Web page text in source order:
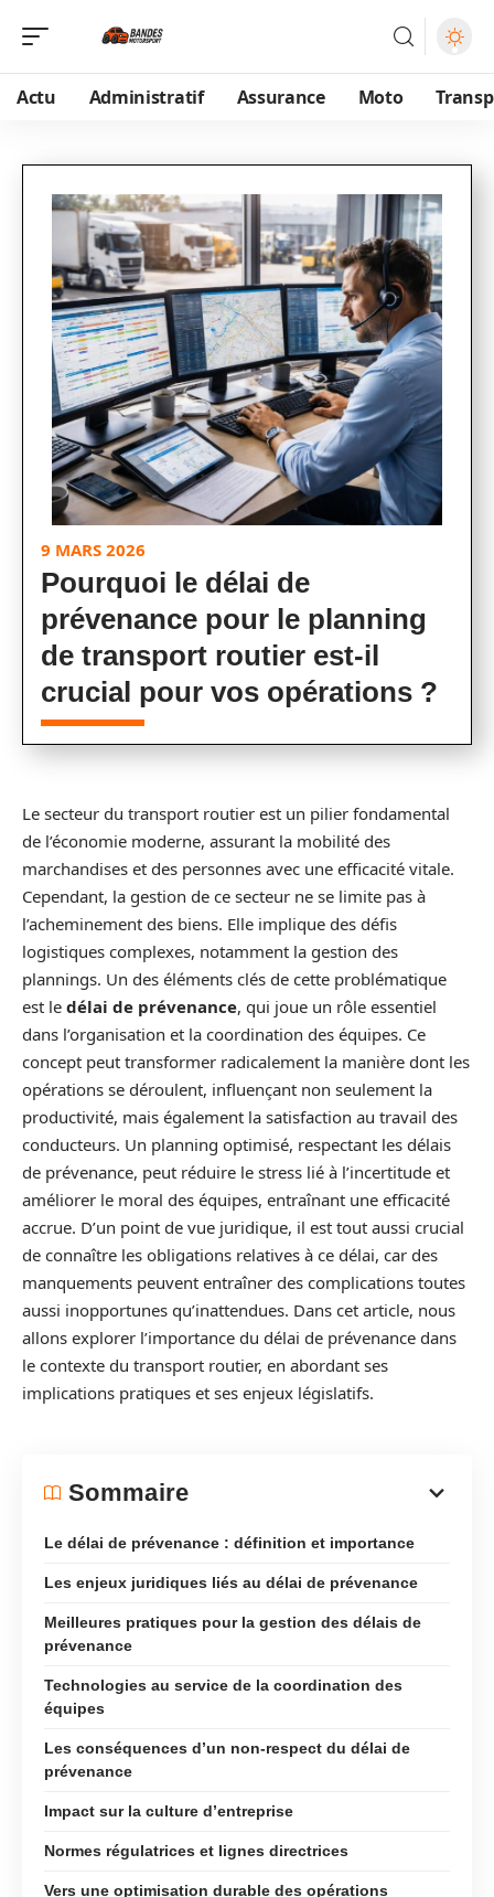
Actu Administratif Assurance Moto
9 MARS 2026
Pourquoi le délai de
prévenance pour le planning
de transport routier est-il
crucial pour vos opérations ?
Le secteur du transport routier est un pilier fondamental
de l’économie moderne, assurant la mobilité des
marchandises et des personnes avec une efficacité vitale.
Cependant, la gestion de ce secteur ne se limite pas à
l’acheminement des biens. Elle implique des défis
logistiques complexes, notamment la gestion des
plannings. Un des éléments clés de cette problématique
est le délai de prévenance, qui joue un rôle essentiel
dans l’organisation et la coordination des équipes. Ce
concept peut transformer radicalement la manière dont les
opérations se déroulent, influençant non seulement la
productivité, mais également la satisfaction au travail des
conducteurs. Un planning optimisé, respectant les délais
de prévenance, peut réduire le stress lié à l’incertitude et
améliorer le moral des équipes, entraînant une efficacité
accrue. D’un point de vue juridique, il est tout aussi crucial
de connaître les obligations relatives à ce délai, car des
manquements peuvent entraîner des complications toutes
aussi inopportunes qu’inattendues. Dans cet article, nous
allons explorer l’importance du délai de prévenance dans
le contexte du transport routier, en abordant ses
implications pratiques et ses enjeux législatifs.
Sommaire
Le délai de prévenance : définition et importance
Les enjeux juridiques liés au délai de prévenance
Meilleures pratiques pour la gestion des délais de
prévenance
Technologies au service de la coordination des
équipes
Les conséquences d’un non-respect du délai de
prévenance
Impact sur la culture d’entreprise
Normes régulatrices et lignes directrices
Vers une optimisation durable des opérations